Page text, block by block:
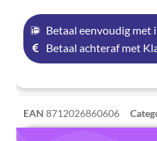
Betaal eenvoudig met
Betaal achteraf met
EAN 8712026860606